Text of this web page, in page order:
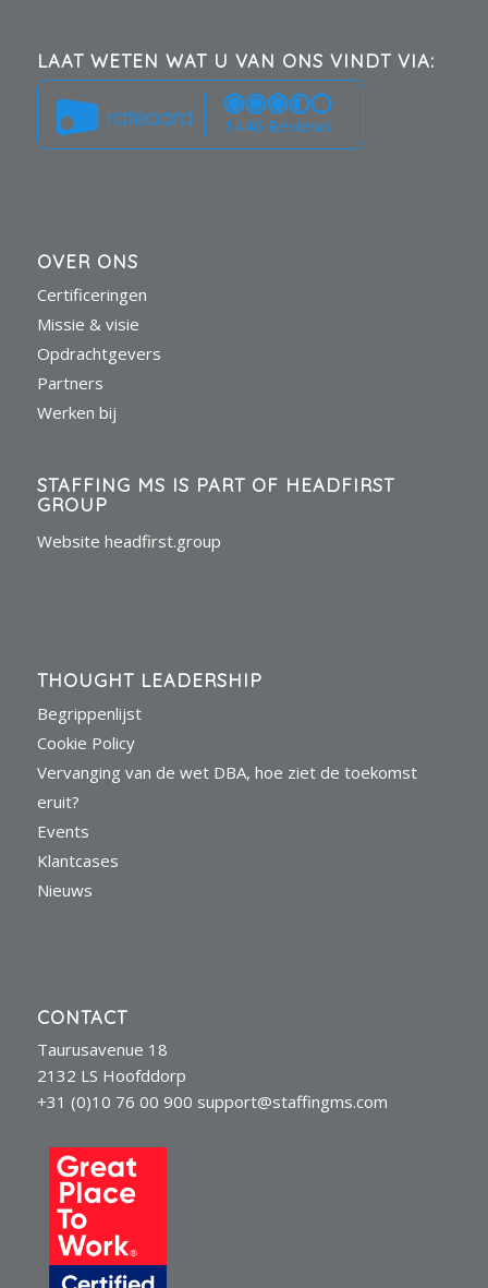
LAAT WETEN WAT U VAN ONS VINDT VIA:
1446 Reviews
OVER ONS
Certificeringen
Missie & visie
Opdrachtgevers
Partners
Werken bij
STAFFING MS IS PART OF HEADFIRST
GROUP
Website headfirst.group
THOUGHT LEADERSHIP
Begrippenlijst
Cookie Policy
Vervanging van de wet DBA, hoe ziet de toekomst
eruit?
Events
Klantcases
Nieuws
CONTACT
Taurusavenue 18
2132 LS Hoofddorp
+31 (0)10 76 00 900 support@staffingms.com